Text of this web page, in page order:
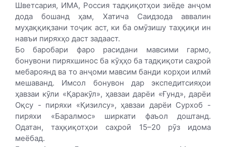
Шветсария, ИМА, Россия тадқиқотҳои зиёде анҷом
дода бошанд ҳам, Хатича Саидзода аввалин
муҳаққиқзани тоҷик аст, ки ба омӯзишу таҳқиқи ин
навъи пиряхҳо даст задааст.
Бо баробари фаро расидани мавсими гармо,
бонувони пиряхшинос ба кӯҳҳо ба тадқиқоти саҳроӣ
мебароянд ва то анҷоми мавсим банди корҳои илмӣ
мешаванд. Имсол бонувон дар экспедитсияҳои
ҳавзаи кӯли «Қаракӯл», ҳавзаи дарёи «Ғунд», дарёи
Оқсу - пиряхи «Қизилсу», ҳавзаи дарёи Сурхоб -
пиряхи «Баралмос» ширкати фаъол доштанд.
Одатан, таҳқиқотҳои саҳроӣ 15–20 рӯз идома
меёбад.